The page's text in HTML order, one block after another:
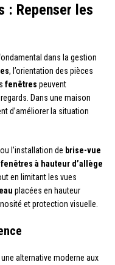
: Repenser les
dans la gestion
, l’orientation des pièces
fenêtres peuvent
Dans une maison
d’améliorer la situation
l’installation de brise-vue
fenêtres à hauteur d’allège
en limitant les vues
placées en hauteur
et protection visuelle.
alternative moderne aux